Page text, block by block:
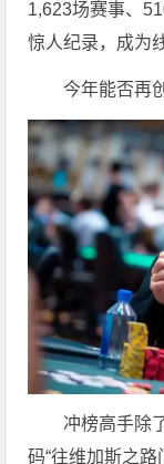
1,623场赛事、
惊人纪录，成为
今年能否再
冲榜高手除
码“往维加斯之